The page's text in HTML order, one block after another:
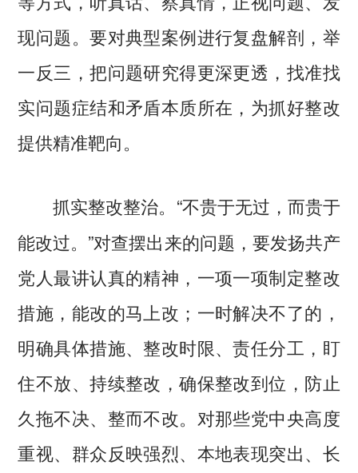
现问题。要对典型案例进行复盘解剖，举
一反三，把问题研究得更深更透，找准找
实问题症结和矛盾本质所在，为抓好整改
提供精准靶向。
抓实整改整治。 “不贵于无过，而贵于
能改过。”对查摆出来的问题，要发扬共产
党人最讲认真的精神，一项一项制定整改
措施，能改的马上改；一时解决不了的，
明确具体措施、整改时限、责任分工，盯
住不放、持续整改，确保整改到位，防止
久拖不决、整而不改。对那些党中央高度
重视、群众反映强烈、本地表现突出、长